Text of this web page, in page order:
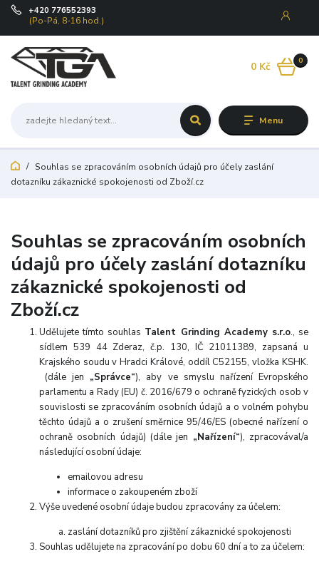
Menu
+420 776552393
(Po-Pá, 8-16 hod.)
0
0 Kč
Souhlas se zpracováním osobních údajů pro účely zaslání
dotazníku zákaznické spokojenosti od Zboží.cz
Souhlas se zpracováním osobních
údajů pro účely zaslání dotazníku
zákaznické spokojenosti od
Zboží.cz
Udělujete tímto souhlas Talent Grinding Academy s.r.o., se
sídlem 539 44 Zderaz, č.p. 130, IČ 21011389, zapsaná u
Krajského soudu v Hradci Králové, oddíl C52155, vložka KSHK.
(dále jen „Správce“), aby ve smyslu nařízení Evropského
parlamentu a Rady (EU) č. 2016/679 o ochraně fyzických osob v
souvislosti se zpracováním osobních údajů a o volném pohybu
těchto údajů a o zrušení směrnice 95/46/ES (obecné nařízení o
ochraně osobních údajů) (dále jen „Nařízení“), zpracovával/a
následující osobní údaje:
emailovou adresu
informace o zakoupeném zboží
Výše uvedené osobní údaje budou zpracovány za účelem:
zaslání dotazníků pro zjištění zákaznické spokojenosti
Souhlas udělujete na zpracování po dobu 60 dní a to za účelem: